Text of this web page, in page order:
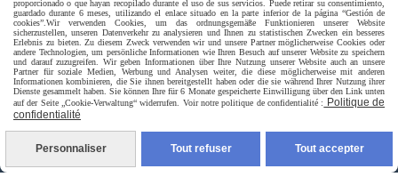
livraison à domicile France et union europeen
proporcionado o que hayan recopilado durante el uso de sus servicios. Puede retirar su consentimiento,
guardado durante 6 meses, utilizando el enlace situado en la parte inferior de la página “Gestión de
cookies”. Wir verwenden Cookies, um das ordnungsgemäße Funktionieren unserer Website
sicherzustellen, unseren Datenverkehr zu analysieren und Ihnen zu statistischen Zwecken ein besseres
Erlebnis zu bieten. Zu diesem Zweck verwenden wir und unsere Partner möglicherweise Cookies oder
andere Technologien, um persönliche Informationen wie Ihren Besuch auf unserer Website zu speichern
und darauf zuzugreifen. Wir geben Informationen über Ihre Nutzung unserer Website auch an unsere
Partner für soziale Medien, Werbung und Analysen weiter, die diese möglicherweise mit anderen
Informationen kombinieren, die Sie ihnen bereitgestellt haben oder die sie während Ihrer Nutzung ihrer
Dienste gesammelt haben. Sie können Ihre für 6 Monate gespeicherte Einwilligung über den Link unten
auf der Seite „Cookie-Verwaltung“ widerrufen. Voir notre politique de confidentialité :
Politique de
confidentialité
Personnaliser Tout refuser Tout accepter